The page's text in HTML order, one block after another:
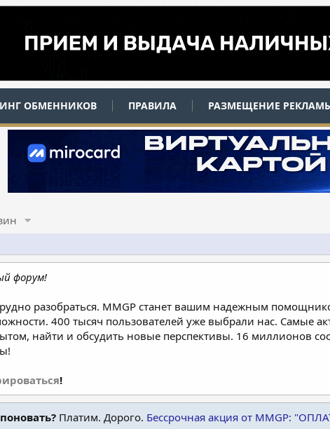
ОБМЕННИКОВ ПРАВИЛА РАЗМЕЩЕНИЕ
форум!
разобраться. MMGP станет вашим надежным
400 тысяч пользователей уже выбрали нас. Самые
найти и обсудить новые перспективы. 16 миллионов
!
Платим. Дорого. Бессрочная акция от MMGP: